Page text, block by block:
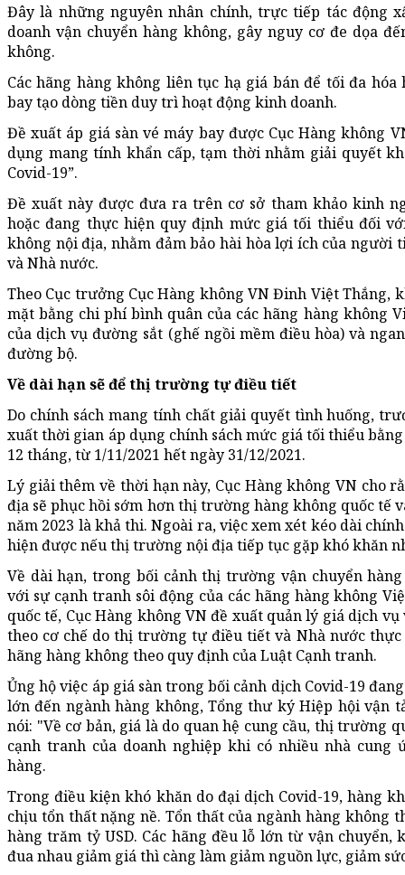
Đây là những nguyên nhân chính, trực tiếp tác động
doanh vận chuyển hàng không, gây nguy cơ đe dọa
không.
Các hãng hàng không liên tục hạ giá bán để tối đa
bay tạo dòng tiền duy trì hoạt động kinh doanh.
Đề xuất áp giá sàn vé máy bay được Cục Hàng không
dụng mang tính khẩn cấp, tạm thời nhằm giải quyết
Covid-19”.
Đề xuất này được đưa ra trên cơ sở tham khảo kinh
hoặc đang thực hiện quy định mức giá tối thiểu đối
không nội địa, nhằm đảm bảo hài hòa lợi ích của người
và Nhà nước.
Theo Cục trưởng Cục Hàng không VN Đinh Việt Thắng,
mặt bằng chi phí bình quân của các hãng hàng không
của dịch vụ đường sắt (ghế ngồi mềm điều hòa) và
đường bộ.
Về dài hạn sẽ để thị trường tự điều tiết
Do chính sách mang tính chất giải quyết tình huống,
xuất thời gian áp dụng chính sách mức giá tối thiểu
12 tháng, từ 1/11/2021 hết ngày 31/12/2021.
Lý giải thêm về thời hạn này, Cục Hàng không VN cho
địa sẽ phục hồi sớm hơn thị trường hàng không quốc tế
năm 2023 là khả thi. Ngoài ra, việc xem xét kéo dài
hiện được nếu thị trường nội địa tiếp tục gặp khó khăn
Về dài hạn, trong bối cảnh thị trường vận chuyển
với sự cạnh tranh sôi động của các hãng hàng không
quốc tế, Cục Hàng không VN đề xuất quản lý giá dịch
theo cơ chế do thị trường tự điều tiết và Nhà nước thực
hãng hàng không theo quy định của Luật Cạnh tranh.
Ủng hộ việc áp giá sàn trong bối cảnh dịch Covid-19
lớn đến ngành hàng không, Tổng thư ký Hiệp hội vận
nói: "Về cơ bản, giá là do quan hệ cung cầu, thị trường
cạnh tranh của doanh nghiệp khi có nhiều nhà
hàng.
Trong điều kiện khó khăn do đại dịch Covid-19, hàng
chịu tổn thất nặng nề. Tổn thất của ngành hàng không
hàng trăm tỷ USD. Các hãng đều lỗ lớn từ vận chuyển,
đua nhau giảm giá thì càng làm giảm nguồn lực, giảm